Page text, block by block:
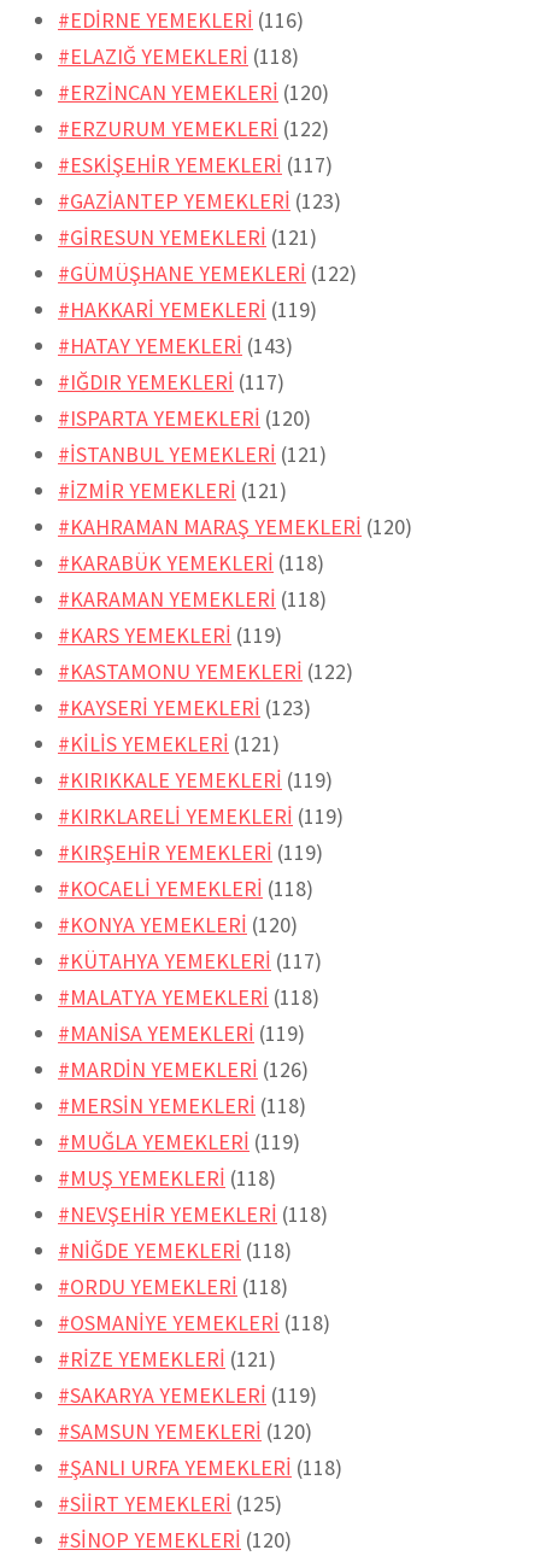
#EDİRNE YEMEKLERİ (116)
#ELAZIĞ YEMEKLERİ (118)
#ERZİNCAN YEMEKLERİ (120)
#ERZURUM YEMEKLERİ (122)
#ESKİŞEHİR YEMEKLERİ (117)
#GAZİANTEP YEMEKLERİ (123)
#GİRESUN YEMEKLERİ (121)
#GÜMÜŞHANE YEMEKLERİ (122)
#HAKKARİ YEMEKLERİ (119)
#HATAY YEMEKLERİ (143)
#IĞDIR YEMEKLERİ (117)
#ISPARTA YEMEKLERİ (120)
#İSTANBUL YEMEKLERİ (121)
#İZMİR YEMEKLERİ (121)
#KAHRAMAN MARAŞ YEMEKLERİ (120)
#KARABÜK YEMEKLERİ (118)
#KARAMAN YEMEKLERİ (118)
#KARS YEMEKLERİ (119)
#KASTAMONU YEMEKLERİ (122)
#KAYSERİ YEMEKLERİ (123)
#KİLİS YEMEKLERİ (121)
#KIRIKKALE YEMEKLERİ (119)
#KIRKLARELİ YEMEKLERİ (119)
#KIRŞEHİR YEMEKLERİ (119)
#KOCAELİ YEMEKLERİ (118)
#KONYA YEMEKLERİ (120)
#KÜTAHYA YEMEKLERİ (117)
#MALATYA YEMEKLERİ (118)
#MANİSA YEMEKLERİ (119)
#MARDİN YEMEKLERİ (126)
#MERSİN YEMEKLERİ (118)
#MUĞLA YEMEKLERİ (119)
#MUŞ YEMEKLERİ (118)
#NEVŞEHİR YEMEKLERİ (118)
#NİĞDE YEMEKLERİ (118)
#ORDU YEMEKLERİ (118)
#OSMANİYE YEMEKLERİ (118)
#RİZE YEMEKLERİ (121)
#SAKARYA YEMEKLERİ (119)
#SAMSUN YEMEKLERİ (120)
#ŞANLI URFA YEMEKLERİ (118)
#SİİRT YEMEKLERİ (125)
#SİNOP YEMEKLERİ (120)